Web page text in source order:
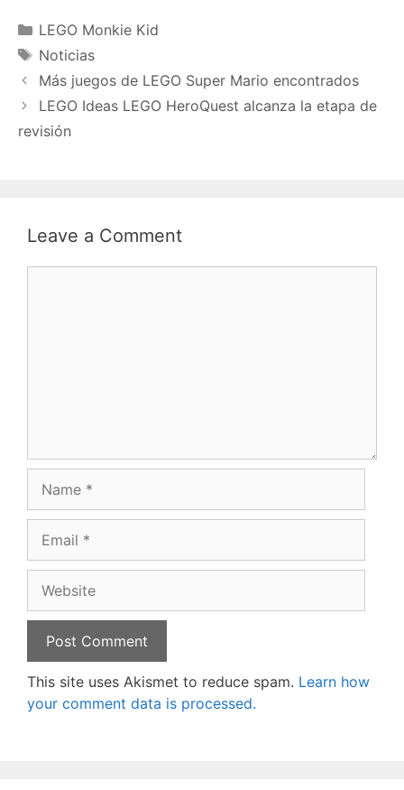
Categories
LEGO Monkie Kid
Tags
Noticias
Más juegos de LEGO Super Mario encontrados
LEGO Ideas LEGO HeroQuest alcanza la etapa de
revisión
Leave a Comment
This site uses Akismet to reduce spam. Learn how
your comment data is processed.